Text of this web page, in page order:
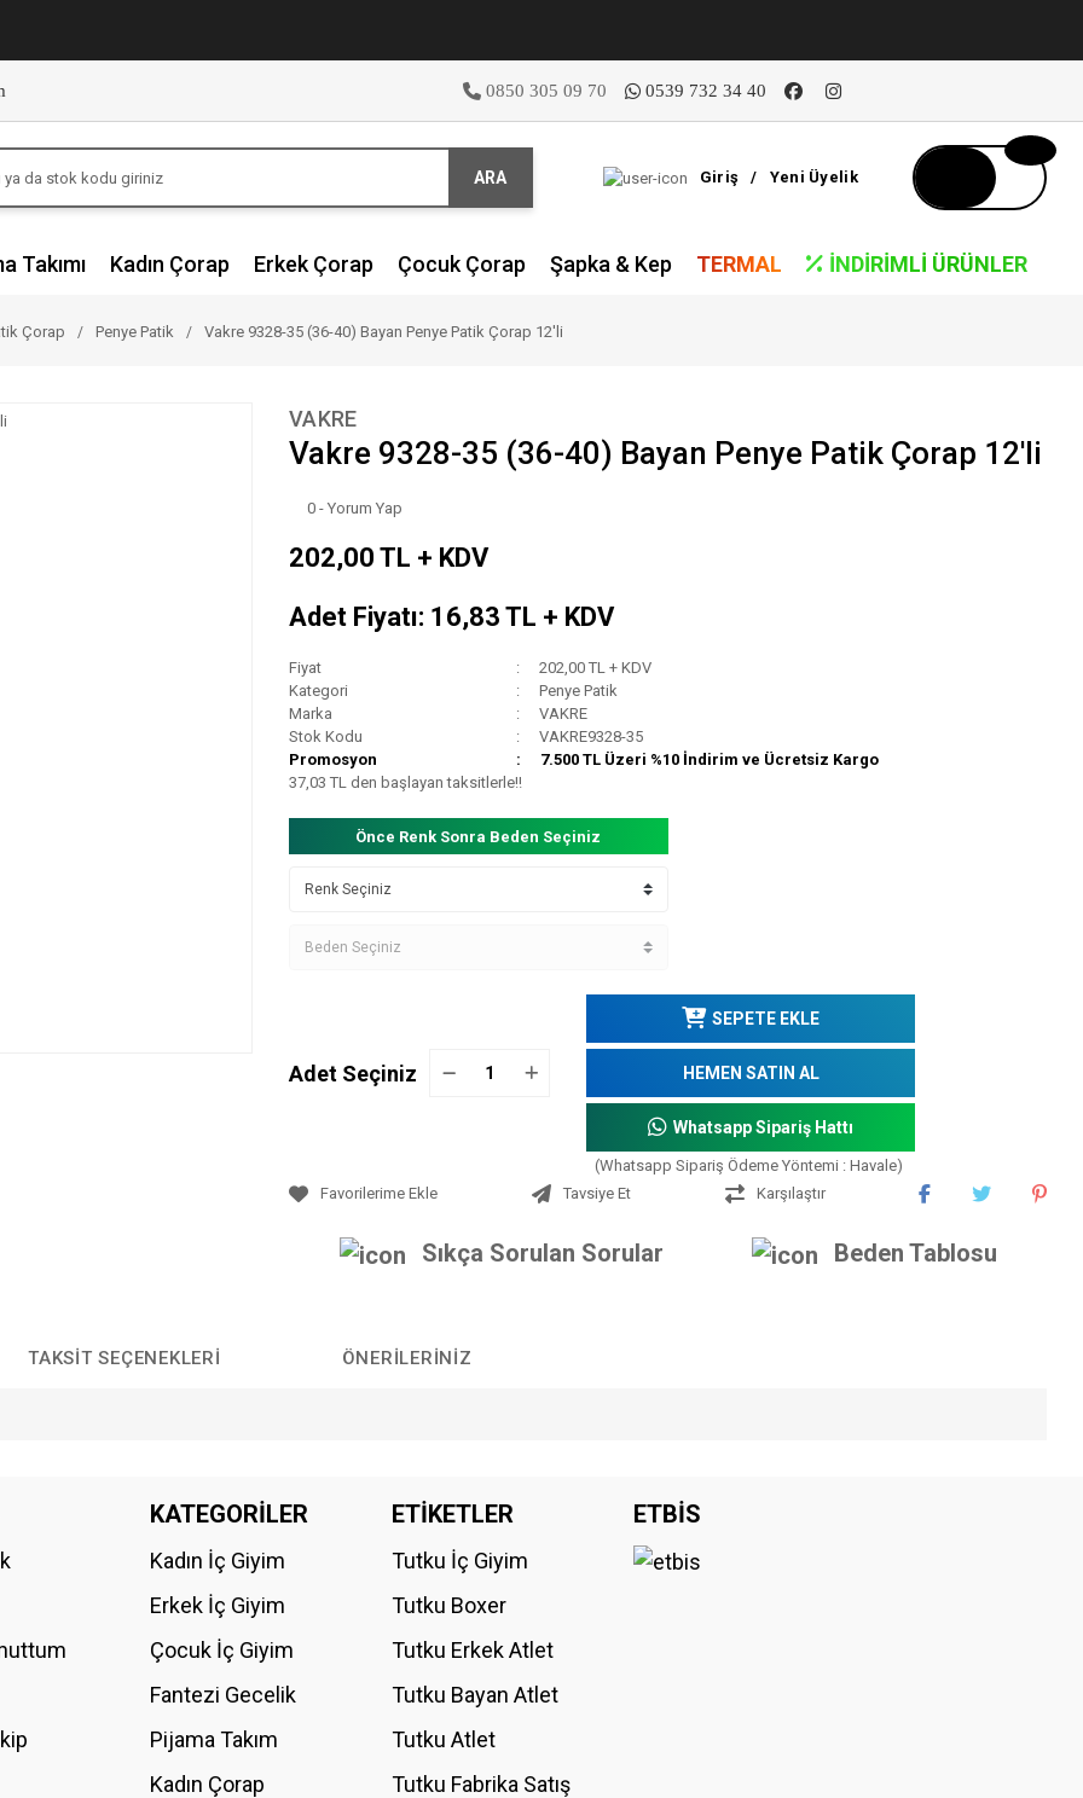
0850 305 09 70 0539 732 34 40
ARA Giriş / Yeni Üyelik
Takımı Kadın Çorap Erkek Çorap Çocuk Çorap Şapka & Kep TERMAL İNDIRIMLI ÜRÜNLER
Çorap Penye Patik Vakre 9328-35 (36-40) Bayan Penye Patik Çorap 12'li
VAKRE
Vakre 9328-35 (36-40) Bayan Penye Patik Çorap 12'li
0 - Yorum Yap
202,00 TL + KDV
Adet Fiyatı: 16,83 TL + KDV
Fiyat
202,00 TL + KDV
Kategori
Penye Patik
Marka
VAKRE
Stok Kodu
VAKRE9328-35
Promosyon
7.500 TL Üzeri %10 İndirim ve Ücretsiz Kargo
37,03 TL den başlayan taksitlerle!!
Önce Renk Sonra Beden Seçiniz
Adet Seçiniz
SEPETE EKLE
HEMEN SATIN AL
Whatsapp Sipariş Hattı
(Whatsapp Sipariş Ödeme Yöntemi : Havale)
Tavsiye Et
Karşılaştır
Sıkça Sorulan Sorular Beden Tablosu
TAKSIT SEÇENEKLERI ÖNERILERINIZ
Bu ürüne ilk yorumu siz yapın!
KATEGORİLER
Kadın İç Giyim
Erkek İç Giyim
Çocuk İç Giyim
Fantezi Gecelik
Pijama Takım
Kadın Çorap
ETİKETLER
Tutku İç Giyim
Tutku Boxer
Tutku Erkek Atlet
Tutku Bayan Atlet
Tutku Atlet
Tutku Fabrika Satış
ETBİS